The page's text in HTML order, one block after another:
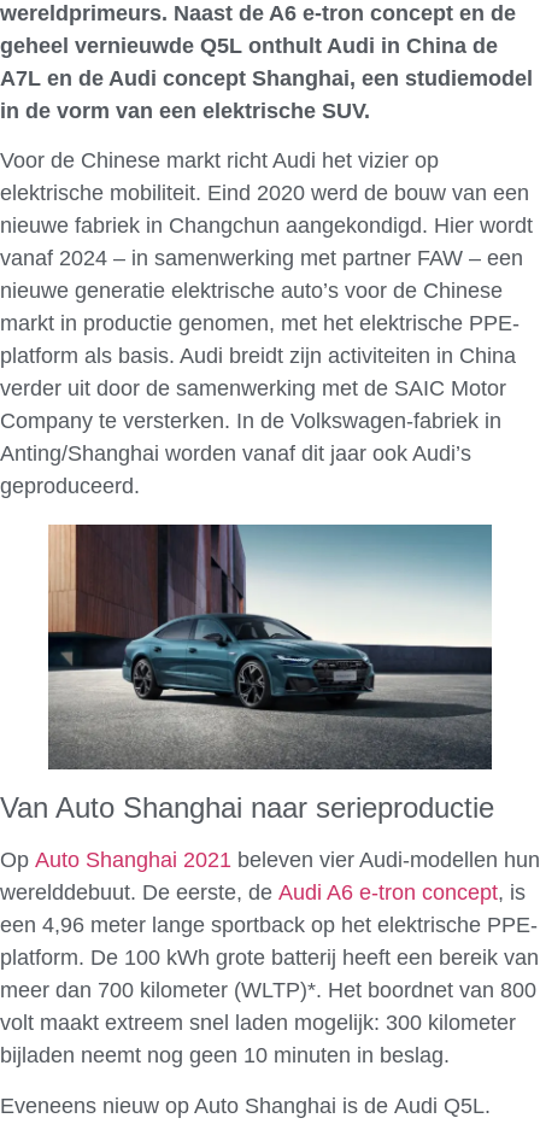
wereldprimeurs. Naast de A6 e-tron concept en de
geheel vernieuwde Q5L onthult Audi in China de
A7L en de Audi concept Shanghai, een studiemodel
in de vorm van een elektrische SUV.
Voor de Chinese markt richt Audi het vizier op
elektrische mobiliteit. Eind 2020 werd de bouw van een
nieuwe fabriek in Changchun aangekondigd. Hier wordt
vanaf 2024 – in samenwerking met partner FAW – een
nieuwe generatie elektrische auto’s voor de Chinese
markt in productie genomen, met het elektrische PPE-
platform als basis. Audi breidt zijn activiteiten in China
verder uit door de samenwerking met de SAIC Motor
Company te versterken. In de Volkswagen-fabriek in
Anting/Shanghai worden vanaf dit jaar ook Audi’s
geproduceerd.
Van Auto Shanghai naar serieproductie
Op Auto Shanghai 2021 beleven vier Audi-modellen hun
werelddebuut. De eerste, de Audi A6 e-tron concept, is
een 4,96 meter lange sportback op het elektrische PPE-
platform. De 100 kWh grote batterij heeft een bereik van
meer dan 700 kilometer (WLTP)*. Het boordnet van 800
volt maakt extreem snel laden mogelijk: 300 kilometer
bijladen neemt nog geen 10 minuten in beslag.
Eveneens nieuw op Auto Shanghai is de Audi Q5L.